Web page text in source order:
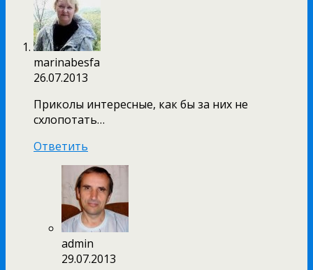
marinabesfa
26.07.2013
Приколы интересные, как бы за них не
схлопотать…
Ответить
admin
29.07.2013